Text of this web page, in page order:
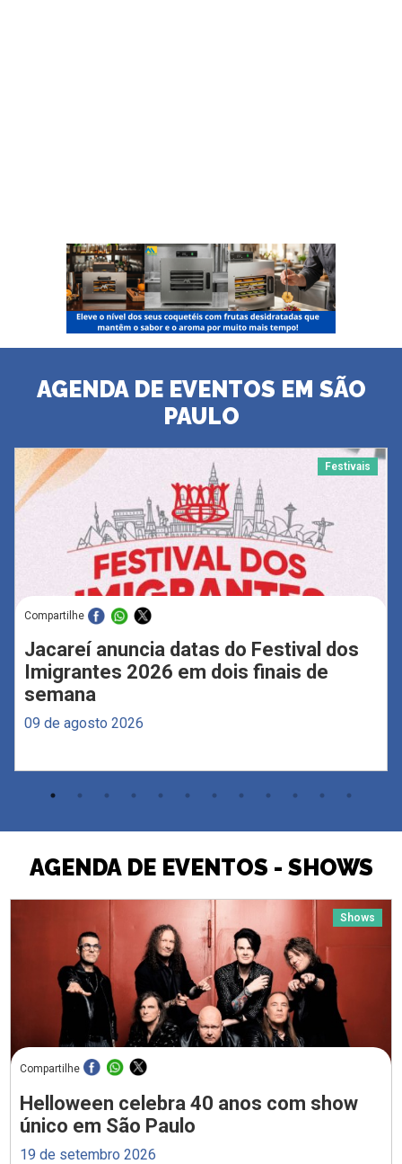
AGENDA DE EVENTOS EM SÃO
PAULO
Festivais
Compartilhe
Jacareí anuncia datas do Festival dos
Imigrantes 2026 em dois finais de
semana
09 de agosto 2026
AGENDA DE EVENTOS - SHOWS
Shows
Compartilhe
Helloween celebra 40 anos com show
único em São Paulo
19 de setembro 2026